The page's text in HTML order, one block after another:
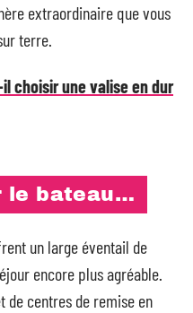
extraordinaire que vous
terre.
choisir une valise en dur
le bateau…
un large éventail de
encore plus agréable.
de centres de remise en